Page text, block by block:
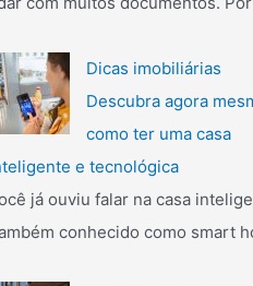
Dicas imobiliárias
Descubra agora
como ter uma casa
e tecnológica
já ouviu falar na casa
conhecido como smart